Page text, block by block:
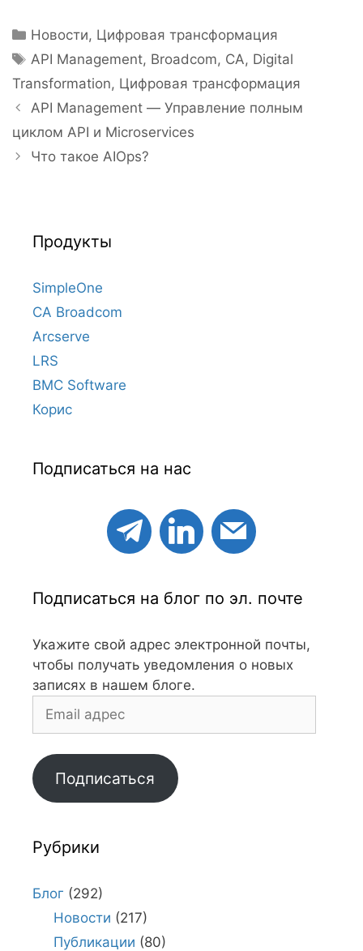
Рубрики
Новости, Цифровая трансформация
Метки
API Management, Broadcom, CA, Digital
Transformation, Цифровая трансформация
Навигация
записи
API Management — Управление полным
циклом API и Microservices
Что такое AIOps?
Продукты
SimpleOne
CA Broadcom
Arcserve
LRS
BMC Software
Корис
Подписаться на нас
Подписаться на блог по эл. почте
Укажите свой адрес электронной почты,
чтобы получать уведомления о новых
записях в нашем блоге.
адрес
Подписаться
Рубрики
Блог (292)
Новости (217)
Публикации (80)